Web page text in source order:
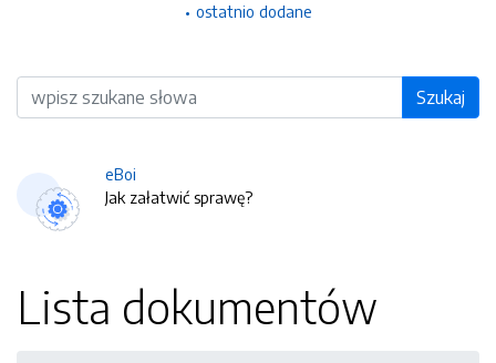
ostatnio dodane
Wyszukiwarka Szukaj
eBoi
Jak załatwić sprawę?
Lista dokumentów